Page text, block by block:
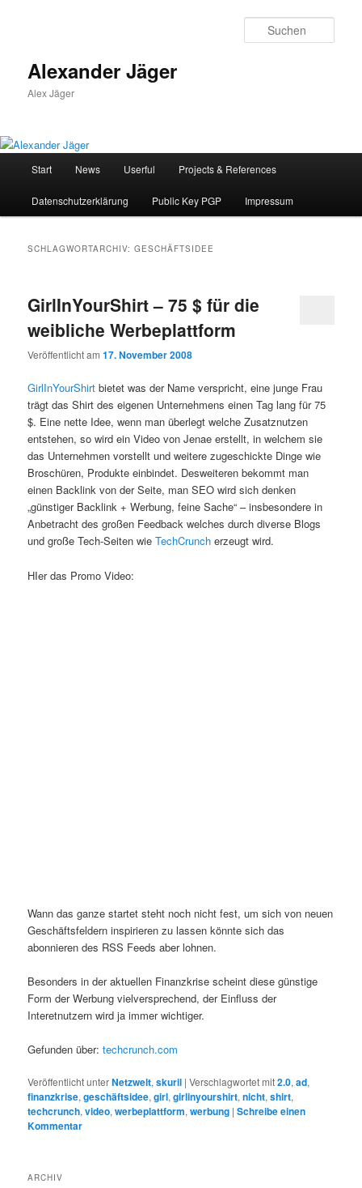
Alexander Jäger
Alex Jäger
Start News Userful Projects & References
Datenschutzerklärung Public Key PGP Impressum
SCHLAGWORTARCHIV:GESCHÄFTSIDEE
GirlInYourShirt – 75 $ für die
weibliche Werbeplattform
Veröffentlicht am17. November 2008
GirlInYourShirt bietet was der Name verspricht, eine junge Frau
trägt dasShirt des eigenen Unternehmens einen Tag lang für 75
$. Eine nette Idee, wenn man überlegt welche Zusatznutzen
entstehen, so wird ein Video vonJenae erstellt, in welchem sie
das Unternehmen vorstellt und weitere zugeschickte Dinge wie
Broschüren, Produkte einbindet. Desweiteren bekommt man
einen Backlink von der Seite, man SEO wird sich denken
„günstiger Backlink + Werbung, feine Sache“ – insbesondere in
Anbetracht des großen Feedback welches durch diverse Blogs
und großeTech-Seiten wieTechCrunch erzeugt wird.
HIerdas Promo Video:
Wann das ganze startet steht noch nicht fest, um sich von neuen
Geschäftsfeldern inspirieren zu lassen könnte sich das
abonnieren des RSS Feeds aber lohnen.
Besonders in der aktuellen Finanzkrise scheint diese günstige
Form der Werbung vielversprechend, der Einfluss der
Interetnutzern wird ja immer wichtiger.
Gefunden über:techcrunch.com
Veröffentlicht unterNetzwelt,skuril |Verschlagwortet mit2.0,ad,
finanzkrise,geschäftsidee,girl,girlinyourshirt,nicht,shirt,
techcrunch,video,werbeplattform,werbung |Schreibe einen
Kommentar
ARCHIV